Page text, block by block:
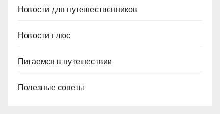
Новости для путешественников
Новости плюс
Питаемся в путешествии
Полезные советы